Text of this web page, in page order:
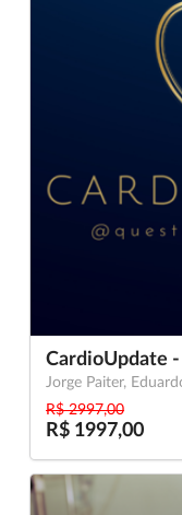
CardioUpdate
Jorge Paiter,
R$ 2997,00
R$ 1997,00